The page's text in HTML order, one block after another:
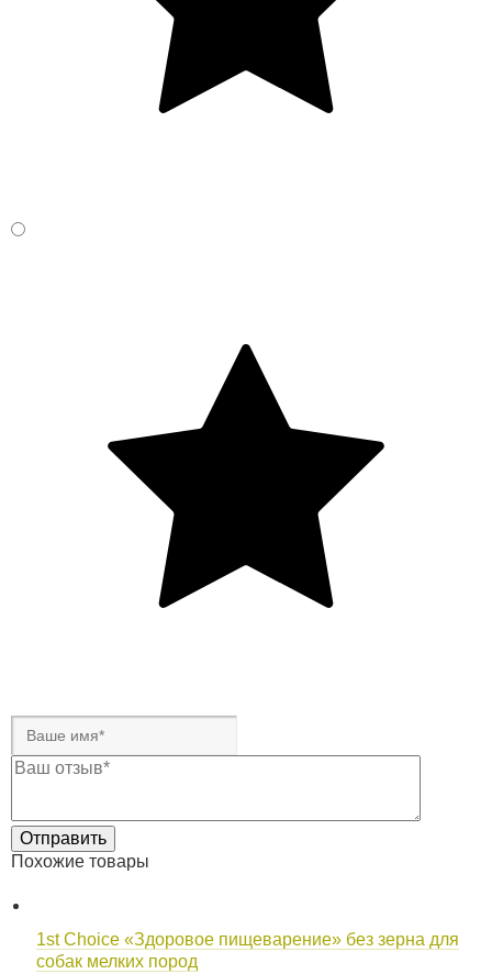
Похожие товары
1st Choice «Здоровое пищеварение» без зерна для
собак мелких пород